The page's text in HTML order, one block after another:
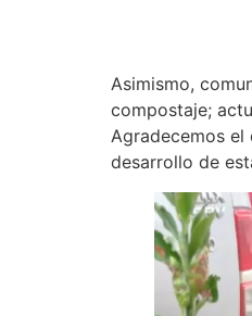
Asimismo,
compostaje;
Agradecemos
desarrollo de